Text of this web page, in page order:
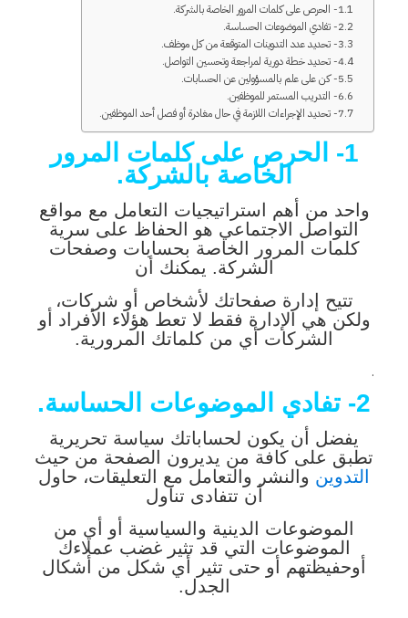
1- الحرص على كلمات المرور الخاصة بالشركة.
2- تفادي الموضوعات الحساسة.
3- تحديد عدد التدوينات المتوقعة من كل موظف.
4- تحديد خطة دورية لمراجعة وتحسين التواصل.
5- كن على علم بالمسؤولين عن الحسابات.
6- التدريب المستمر للموظفين.
7- تحديد الإجراءات اللازمة في حال مغادرة أو فصل أحد الموظفين.
1- الحرص على كلمات المرور
الخاصة بالشركة.
واحد من أهم استراتيجيات التعامل مع مواقع
التواصل الاجتماعي هو الحفاظ على سرية
كلمات المرور الخاصة بحسابات وصفحات
الشركة. يمكنك أن
تتيح إدارة صفحاتك لأشخاص أو شركات،
ولكن هي الإدارة فقط لا تعط هؤلاء الأفراد أو
الشركات أي من كلماتك المرورية.
.
2- تفادي الموضوعات الحساسة.
يفضل أن يكون لحساباتك سياسة تحريرية
تطبق على كافة من يديرون الصفحة من حيث
التدوين والنشر والتعامل مع التعليقات، حاول
أن تتفادى تناول
الموضوعات الدينية والسياسية أو أي من
الموضوعات التي قد تثير غضب عملاءك
أوحفيظتهم أو حتى تثير أي شكل من أشكال
الجدل.